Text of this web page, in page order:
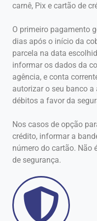
carnê, Pix e cartão de
O primeiro pagamento
dias após o início da
parcela na data
informar os dados da
agência, e conta
autorizar o seu banco
débitos a favor da
Nos casos de opção
crédito, informar a
número do cartão. Não
de segurança.